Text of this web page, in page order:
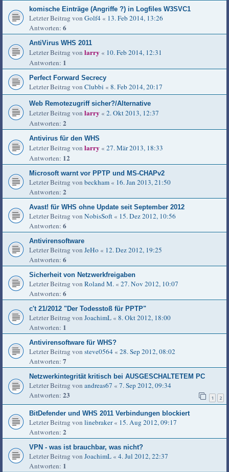
komische Einträge (Angriffe ?) in Logfiles W3SVC1
Letzter Beitrag von Golf4 « 13. Feb 2014, 13:26
Antworten: 6
AntiVirus WHS 2011
Letzter Beitrag von larry « 10. Feb 2014, 12:31
Antworten: 1
Perfect Forward Secrecy
Letzter Beitrag von Clubbi « 8. Feb 2014, 20:17
Web Remotezugriff sicher?/Alternative
Letzter Beitrag von larry « 2. Okt 2013, 12:37
Antworten: 2
Antivirus für den WHS
Letzter Beitrag von larry « 27. Mär 2013, 18:33
Antworten: 12
Microsoft warnt vor PPTP und MS-CHAPv2
Letzter Beitrag von beckham « 16. Jan 2013, 21:50
Antworten: 2
Avast! für WHS ohne Update seit September 2012
Letzter Beitrag von NobisSoft « 15. Dez 2012, 10:56
Antworten: 6
Antivirensoftware
Letzter Beitrag von JeHo « 12. Dez 2012, 19:25
Antworten: 6
Sicherheit von Netzwerkfreigaben
Letzter Beitrag von Roland M. « 27. Nov 2012, 10:07
Antworten: 6
c't 21/2012 "Der Todesstoß für PPTP"
Letzter Beitrag von JoachimL « 8. Okt 2012, 18:00
Antworten: 1
Antivirensoftware für WHS?
Letzter Beitrag von steve0564 « 28. Sep 2012, 08:02
Antworten: 7
Netzwerkintegrität kritisch bei AUSGESCHALTETEM PC
Letzter Beitrag von andreas67 « 7. Sep 2012, 09:34
Antworten: 23 1 2
BitDefender und WHS 2011 Verbindungen blockiert
Letzter Beitrag von linebraker« 15. Aug 2012, 09:17
Antworten: 2
VPN - was ist brauchbar, was nicht?
Letzter Beitrag von JoachimL « 4. Jul 2012, 22:37
Antworten: 1